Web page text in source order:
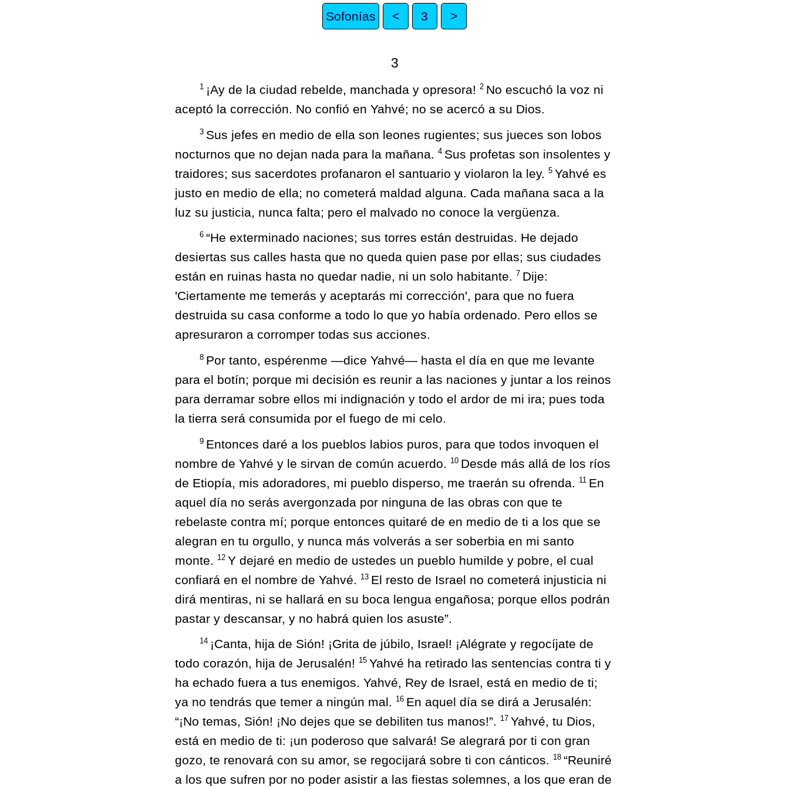
Sofonías < 3 >
3
1 ¡Ay de la ciudad rebelde, manchada y opresora! 2 No escuchó la voz ni
aceptó la corrección. No confió en Yahvé; no se acercó a su Dios.
3 Sus jefes en medio de ella son leones rugientes; sus jueces son lobos
nocturnos que no dejan nada para la mañana. 4 Sus profetas son insolentes y
traidores; sus sacerdotes profanaron el santuario y violaron la ley. 5 Yahvé es
justo en medio de ella; no cometerá maldad alguna. Cada mañana saca a la
luz su justicia, nunca falta; pero el malvado no conoce la vergüenza.
6 “He exterminado naciones; sus torres están destruidas. He dejado
desiertas sus calles hasta que no queda quien pase por ellas; sus ciudades
están en ruinas hasta no quedar nadie, ni un solo habitante.
7 Dije:
'Ciertamente me temerás y aceptarás mi corrección', para que no fuera
destruida su casa conforme a todo lo que yo había ordenado. Pero ellos se
apresuraron a corromper todas sus acciones.
8 Por tanto, espérenme —dice Yahvé— hasta el día en que me levante
para el botín; porque mi decisión es reunir a las naciones y juntar a los reinos
para derramar sobre ellos mi indignación y todo el ardor de mi ira; pues toda
la tierra será consumida por el fuego de mi celo.
9 Entonces daré a los pueblos labios puros, para que todos invoquen el
nombre de Yahvé y le sirvan de común acuerdo.
10 Desde más allá de los ríos
de Etiopía, mis adoradores, mi pueblo disperso, me traerán su ofrenda.
11 En
aquel día no serás avergonzada por ninguna de las obras con que te
rebelaste contra mí; porque entonces quitaré de en medio de ti a los que se
alegran en tu orgullo, y nunca más volverás a ser soberbia en mi santo
monte.
12 Y dejaré en medio de ustedes un pueblo humilde y pobre, el cual
confiará en el nombre de Yahvé.
13 El resto de Israel no cometerá injusticia ni
dirá mentiras, ni se hallará en su boca lengua engañosa; porque ellos podrán
pastar y descansar, y no habrá quien los asuste”.
14 ¡Canta, hija de Sión! ¡Grita de júbilo, Israel! ¡Alégrate y regocíjate de
todo corazón, hija de Jerusalén!
15 Yahvé ha retirado las sentencias contra ti y
ha echado fuera a tus enemigos. Yahvé, Rey de Israel, está en medio de ti;
ya no tendrás que temer a ningún mal.
16 En aquel día se dirá a Jerusalén:
“¡No temas, Sión! ¡No dejes que se debiliten tus manos!”.
17 Yahvé, tu Dios,
está en medio de ti: ¡un poderoso que salvará! Se alegrará por ti con gran
gozo, te renovará con su amor, se regocijará sobre ti con cánticos.
18 “Reuniré
a los que sufren por no poder asistir a las fiestas solemnes, a los que eran de